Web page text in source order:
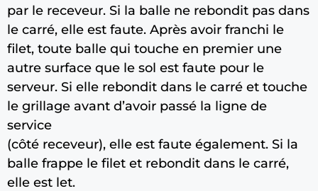
par le receveur. Si la balle ne rebondit pas dans
le carré, elle est faute. Après avoir franchi le
filet, toute balle qui touche en premier une
autre surface que le sol est faute pour le
serveur. Si elle rebondit dans le carré et touche
le grillage avant d’avoir passé la ligne de
service
(côté receveur), elle est faute également. Si la
balle frappe le filet et rebondit dans le carré,
elle est let.